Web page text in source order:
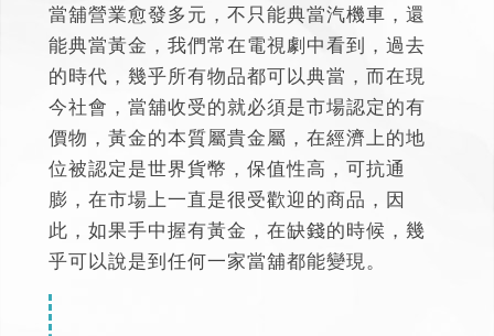
當舖營業愈發多元，不只能典當汽機車，還
能典當黃金 ，我們常在電視劇中看到，過去
的時代，幾乎所有物品都可以典當，而在現
今社會，當舖收受的就必須是市場認定的有
價物，黃金的本質屬貴金屬，在經濟上的地
位被認定是世界貨幣，保值性高，可抗通
膨，在市場上一直是很受歡迎的商品，因
此，如果手中握有黃金，在缺錢的時候，幾
乎可以說是到任何一家當舖都能變現。